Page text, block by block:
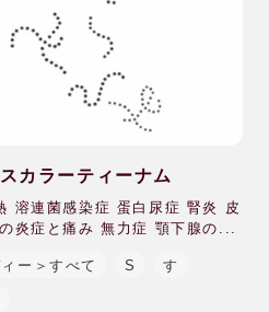
カラーティーナム
溶連菌感染症 蛋白尿症 腎炎 皮
炎症と痛み 無力症 顎下腺の...
ー＞すべて S す